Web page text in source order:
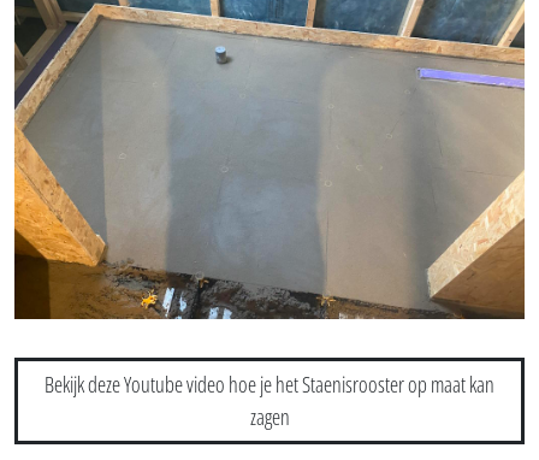
Bekijk deze Youtube video hoe je het Staenisrooster op maat kan
zagen